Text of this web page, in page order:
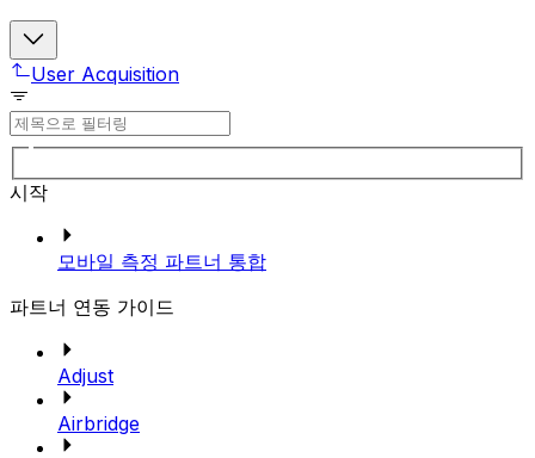
User Acquisition
시작
모바일 측정 파트너 통합
파트너 연동 가이드
Adjust
Airbridge